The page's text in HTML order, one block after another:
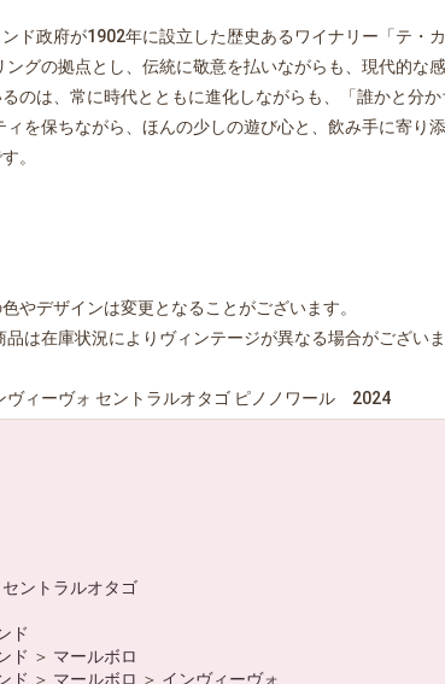
ド政府が1902年に設立した歴史あるワイナリー「テ・
グの拠点とし、伝統に敬意を払いながらも、現代的な
のは、常に時代とともに進化しながらも、「誰かと分か
を保ちながら、ほんの少しの遊び心と、飲み手に寄り
。
やデザインは変更となることがございます。
は在庫状況によりヴィンテージが異なる場合がございま
ヴィーヴォ セントラルオタゴ ピノノワール 2024
セントラルオタゴ
ド
ド ＞ マールボロ
ド ＞ マールボロ ＞ インヴィーヴォ